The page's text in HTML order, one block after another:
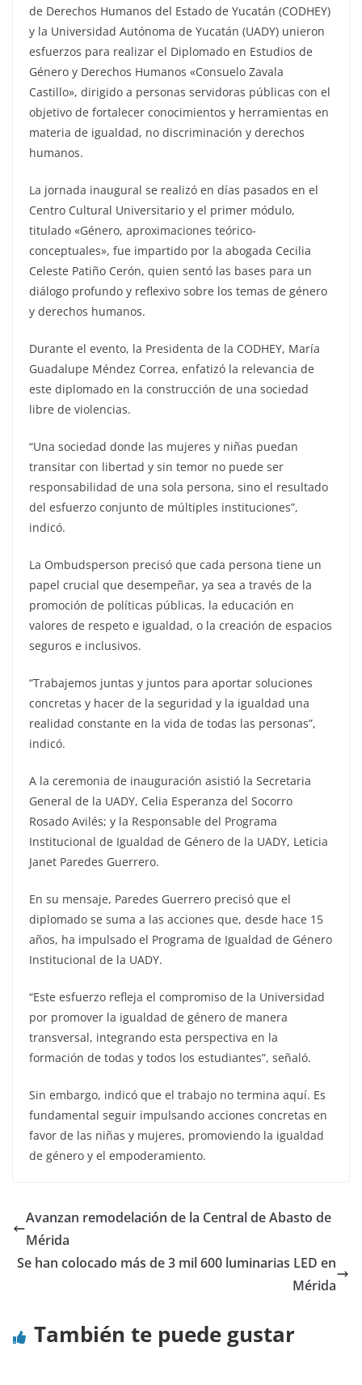
de Derechos Humanos del Estado de Yucatán (CODHEY)
y la Universidad Autónoma de Yucatán (UADY) unieron
esfuerzos para realizar el Diplomado en Estudios de
Género y Derechos Humanos «Consuelo Zavala
Castillo», dirigido a personas servidoras públicas con el
objetivo de fortalecer conocimientos y herramientas en
materia de igualdad, no discriminación y derechos
humanos.
La jornada inaugural se realizó en días pasados en el
Centro Cultural Universitario y el primer módulo,
titulado «Género, aproximaciones teórico-
conceptuales», fue impartido por la abogada Cecilia
Celeste Patiño Cerón, quien sentó las bases para un
diálogo profundo y reflexivo sobre los temas de género
y derechos humanos.
Durante el evento, la Presidenta de la CODHEY, María
Guadalupe Méndez Correa, enfatizó la relevancia de
este diplomado en la construcción de una sociedad
libre de violencias.
“Una sociedad donde las mujeres y niñas puedan
transitar con libertad y sin temor no puede ser
responsabilidad de una sola persona, sino el resultado
del esfuerzo conjunto de múltiples instituciones”,
indicó.
La Ombudsperson precisó que cada persona tiene un
papel crucial que desempeñar, ya sea a través de la
promoción de políticas públicas, la educación en
valores de respeto e igualdad, o la creación de espacios
seguros e inclusivos.
“Trabajemos juntas y juntos para aportar soluciones
concretas y hacer de la seguridad y la igualdad una
realidad constante en la vida de todas las personas”,
indicó.
A la ceremonia de inauguración asistió la Secretaria
General de la UADY, Celia Esperanza del Socorro
Rosado Avilés; y la Responsable del Programa
Institucional de Igualdad de Género de la UADY, Leticia
Janet Paredes Guerrero.
En su mensaje, Paredes Guerrero precisó que el
diplomado se suma a las acciones que, desde hace 15
años, ha impulsado el Programa de Igualdad de Género
Institucional de la UADY.
“Este esfuerzo refleja el compromiso de la Universidad
por promover la igualdad de género de manera
transversal, integrando esta perspectiva en la
formación de todas y todos los estudiantes”, señaló.
Sin embargo, indicó que el trabajo no termina aquí. Es
fundamental seguir impulsando acciones concretas en
favor de las niñas y mujeres, promoviendo la igualdad
de género y el empoderamiento.
Avanzan remodelación de la Central de Abasto de
Mérida
Se han colocado más de 3 mil 600 luminarias LED en
Mérida
También te puede gustar